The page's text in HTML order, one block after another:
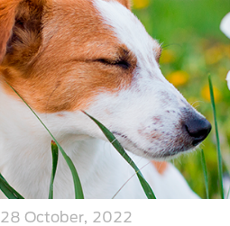
28 October, 2022